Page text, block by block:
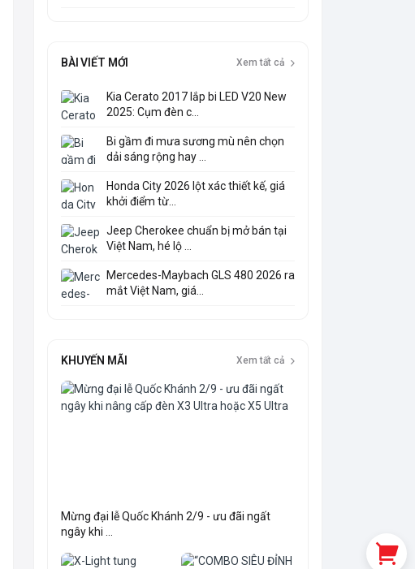
BÀI VIẾT MỚI Xem tất cả
Kia Cerato 2017 lắp bi LED V20 New
2025: Cụm đèn c...
Bi gầm đi mưa sương mù nên chọn
dải sáng rộng hay ...
Honda City 2026 lột xác thiết kế, giá
khởi điểm từ...
Jeep Cherokee chuẩn bị mở bán tại
Việt Nam, hé lộ ...
Mercedes-Maybach GLS 480 2026 ra
mắt Việt Nam, giá...
KHUYẾN MÃI Xem tất cả
Mừng đại lễ Quốc Khánh 2/9 - ưu đãi ngất
ngây khi ...